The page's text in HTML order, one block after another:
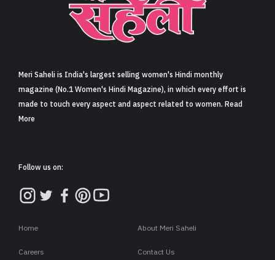
Meri Saheli is India's largest selling women's Hindi monthly
magazine (No.1 Women's Hindi Magazine), in which every effort is
made to touch every aspect and aspect related to women. Read
More
Follow us on:
Home About Meri Saheli
Careers Contact Us